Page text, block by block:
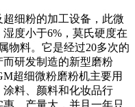
细粉的加工设备，此微
度小于6%，莫氏硬度在
物料。它是经过20多次的
研发制造的新型磨粉
超细微粉磨粉机主要用
料、颜料和化妆品行
、产量大，并且一年只